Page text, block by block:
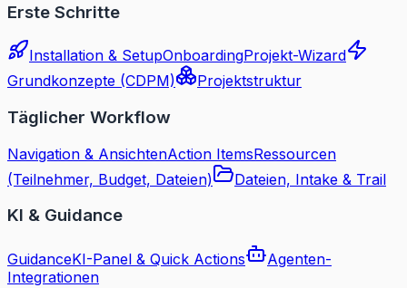
Erste Schritte
Installation & SetupOnboardingProjekt-Wizard
Grundkonzepte (CDPM)
Projektstruktur
Täglicher Workflow
Navigation & AnsichtenAction ItemsRessourcen
(Teilnehmer, Budget, Dateien)
Dateien, Intake & Trail
KI & Guidance
GuidanceKI-Panel & Quick Actions
Agenten-
Integrationen